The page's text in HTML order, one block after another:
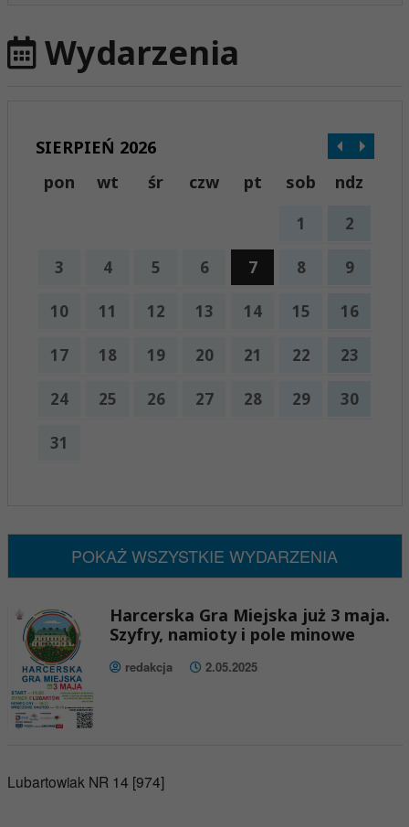
Wydarzenia
SIERPIEŃ 2026
pon
wt śr czw pt sob ndz
1 2
3 4 5 6 7 8 9
10 11 12 13 14 15 16
17 18 19 20 21 22 23
24 25 26 27 28 29 30
31
POKAŻ WSZYSTKIE WYDARZENIA
Harcerska Gra Miejska już 3 maja.
Szyfry, namioty i pole minowe
redakcja 2.05.2025
Lubartowiak NR 14 [974]